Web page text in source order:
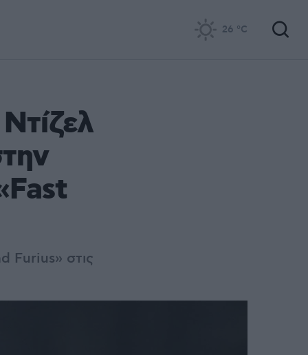
26 °C
Furius» στις